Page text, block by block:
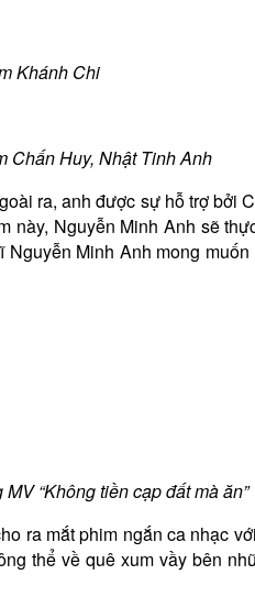
Khánh Chi
Chấn Huy, Nhật Tinh Anh
ra, anh được sự hỗ trợ
Nguyễn Minh Anh sẽ
Minh Anh mong
“Không tiền cạp đất mà ăn”
ra mắt phim ngắn ca nhạc
thể về quê xum vầy bên